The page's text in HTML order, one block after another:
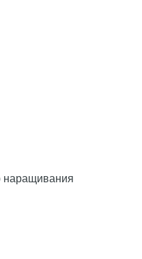
наращивания